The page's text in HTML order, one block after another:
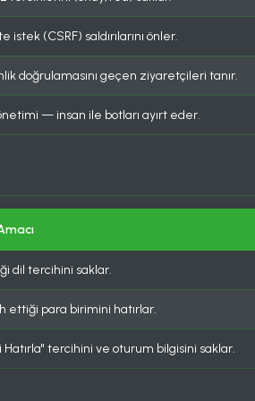
istek (CSRF) saldırılarını önler.
doğrulamasını geçen ziyaretçileri tanır.
— insan ile botları ayırt eder.
dil tercihini saklar.
ettiği para birimini hatırlar.
Hatırla" tercihini ve oturum bilgisini saklar.